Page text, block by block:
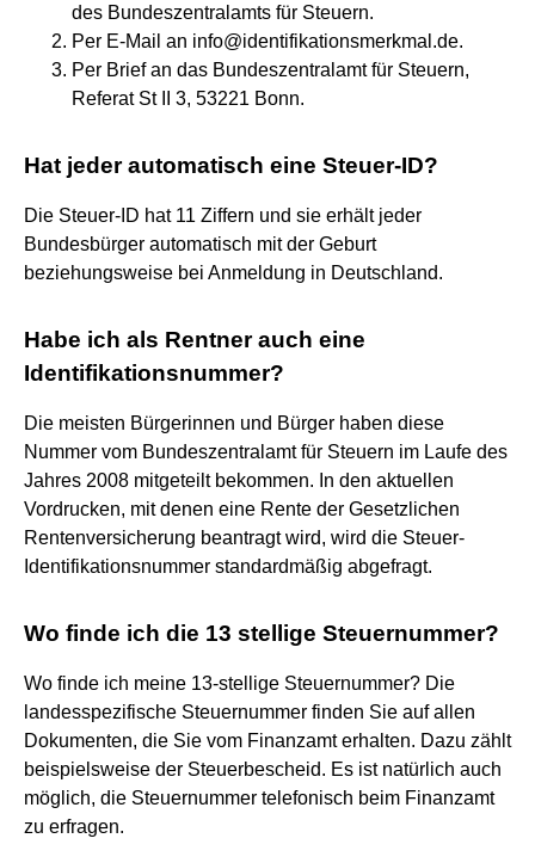
des Bundeszentralamts für Steuern.
Per E-Mail an info@identifikationsmerkmal.de.
Per Brief an das Bundeszentralamt für Steuern,
Referat St II 3, 53221 Bonn.
Hat jeder automatisch eine Steuer-ID?
Die Steuer-ID hat 11 Ziffern und sie erhält jeder
Bundesbürger automatisch mit der Geburt
beziehungsweise bei Anmeldung in Deutschland.
Habe ich als Rentner auch eine
Identifikationsnummer?
Die meisten Bürgerinnen und Bürger haben diese
Nummer vom Bundeszentralamt für Steuern im Laufe des
Jahres 2008 mitgeteilt bekommen. In den aktuellen
Vordrucken, mit denen eine Rente der Gesetzlichen
Rentenversicherung beantragt wird, wird die Steuer-
Identifikationsnummer standardmäßig abgefragt.
Wo finde ich die 13 stellige Steuernummer?
Wo finde ich meine 13-stellige Steuernummer? Die
landesspezifische Steuernummer finden Sie auf allen
Dokumenten, die Sie vom Finanzamt erhalten. Dazu zählt
beispielsweise der Steuerbescheid. Es ist natürlich auch
möglich, die Steuernummer telefonisch beim Finanzamt
zu erfragen.